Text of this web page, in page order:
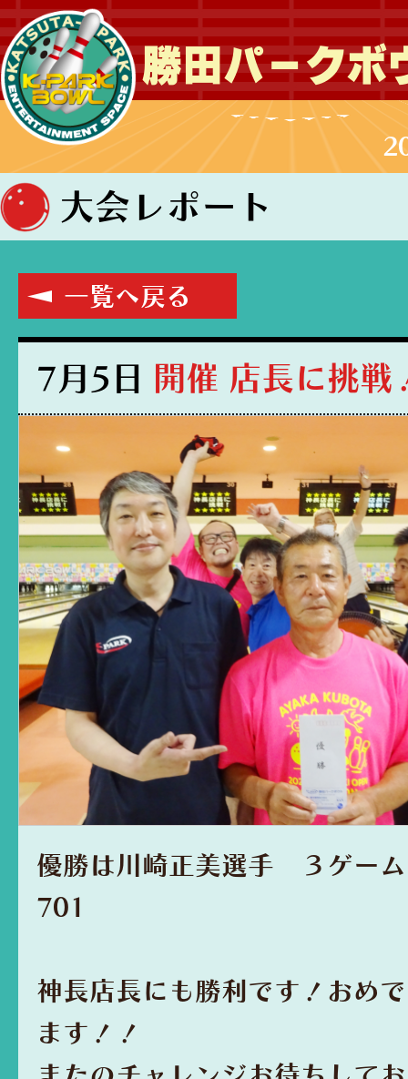
勝田パークボ
大会レポート
一覧へ戻る
7月5日 開催 店長に挑戦
優勝は川崎正美選手 ３ゲー
701
神長店長にも勝利です！おめ
ます！！